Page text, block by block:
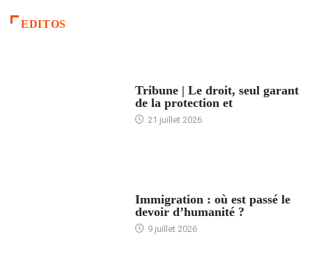
EDITOS
Tribune | Le droit, seul garant
de la protection et
21 juillet 2026
Immigration : où est passé le
devoir d’humanité ?
9 juillet 2026